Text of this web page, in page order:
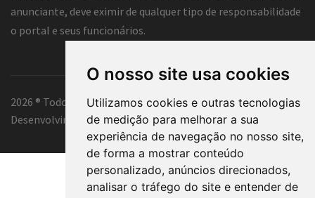
O nosso site usa cookies
Utilizamos cookies e outras tecnologias
de medição para melhorar a sua
experiência de navegação no nosso site,
de forma a mostrar conteúdo
personalizado, anúncios direcionados,
analisar o tráfego do site e entender de
anunciante, deve eximir de qualquer tipo de responsabilidade
o portal e seus funcionários.
2026 ® Todos os direitos reservados.
Desenvolvimento e hospedagemClassificados Curitiba ®